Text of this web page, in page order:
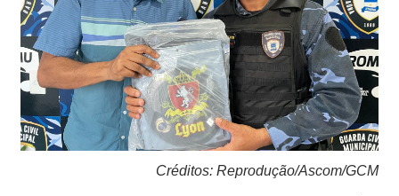
Créditos: Reprodução/Ascom/GCM